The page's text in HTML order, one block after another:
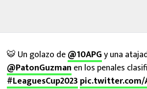
🐯 Un golazo de@10APGy una
@PatonGuzman en los penales
#LeaguesCup2023 pic.twitter.com/